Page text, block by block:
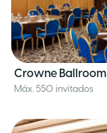
Crowne Ballroom
Máx. 550 invitados